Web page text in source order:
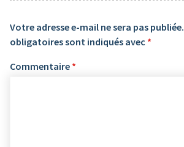
Votre adresse e-mail ne sera pas publiée.
obligatoires sont indiqués avec *
Commentaire *